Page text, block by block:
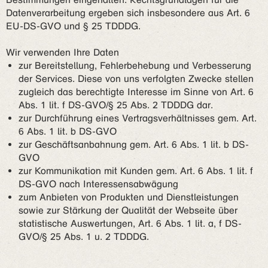
Datenverarbeitung ergeben sich insbesondere aus Art. 6
EU-DS-GVO und § 25 TDDDG.
Wir verwenden Ihre Daten
zur Bereitstellung, Fehlerbehebung und Verbesserung
der Services. Diese von uns verfolgten Zwecke stellen
zugleich das berechtigte Interesse im Sinne von Art. 6
Abs. 1 lit. f DS-GVO/§ 25 Abs. 2 TDDDG dar.
zur Durchführung eines Vertragsverhältnisses gem. Art.
6 Abs. 1 lit. b DS-GVO
zur Geschäftsanbahnung gem. Art. 6 Abs. 1 lit. b DS-
GVO
zur Kommunikation mit Kunden gem. Art. 6 Abs. 1 lit. f
DS-GVO nach Interessensabwägung
zum Anbieten von Produkten und Dienstleistungen
sowie zur Stärkung der Qualität der Webseite über
statistische Auswertungen, Art. 6 Abs. 1 lit. a, f DS-
GVO/§ 25 Abs. 1 u. 2 TDDDG.